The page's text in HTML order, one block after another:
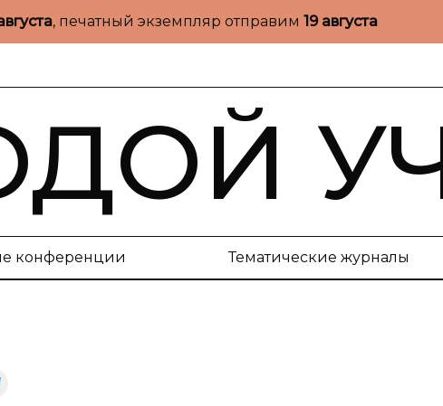
, печатный экземпляр отправим 19 августа
конференции Тематические журналы